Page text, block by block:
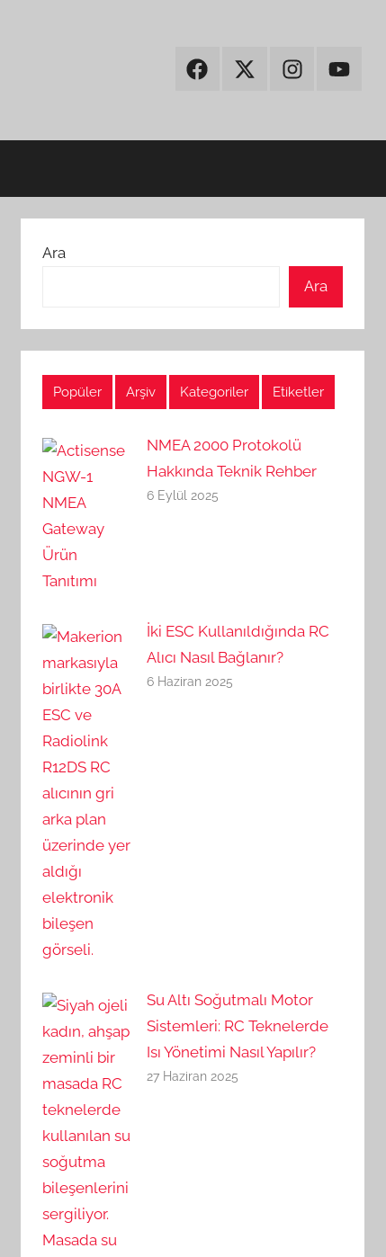
FacebookTwitterInstagramYoutube
Ara
Ara
Popüler Arşiv Kategoriler Etiketler
NMEA 2000 Protokolü
Hakkında Teknik Rehber
6 Eylül 2025
İki ESC Kullanıldığında RC
Alıcı Nasıl Bağlanır?
6 Haziran 2025
Su Altı Soğutmalı Motor
Sistemleri: RC Teknelerde
Isı Yönetimi Nasıl Yapılır?
27 Haziran 2025